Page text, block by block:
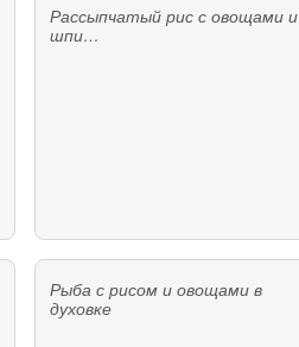
Рассыпчатый рис с овощами и
шпи…
Рыба с рисом и овощами в
духовке